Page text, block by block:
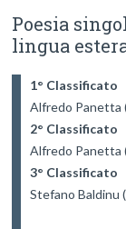
Poesia
lingua
1° Classificato
Alfredo Panetta
2° Classificato
Alfredo Panetta
3° Classificato
Stefano Baldinu